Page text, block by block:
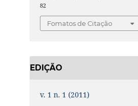
82
Fomatos de Citação
EDIÇÃO
v. 1 n. 1 (2011)